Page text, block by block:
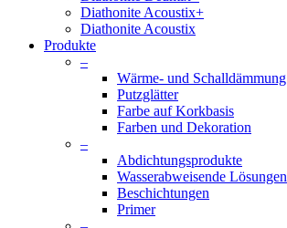
Diathonite Acoustix+
Diathonite Acoustix
Produkte
–
Wärme- und Schalldämmung
Putzglätter
Farbe auf Korkbasis
Farben und Dekoration
–
Abdichtungsprodukte
Wasserabweisende Lösungen
Beschichtungen
Primer